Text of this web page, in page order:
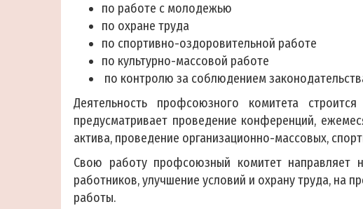
по работе с молодежью
по охране труда
по спортивно-оздоровительной работе
по культурно-массовой работе
по контролю за соблюдением
Деятельность профсоюзного комитета
предусматривает проведение конференций,
актива, проведение организационно-массовых,
Свою работу профсоюзный комитет направляет
работников, улучшение условий и охрану труда, на
работы.